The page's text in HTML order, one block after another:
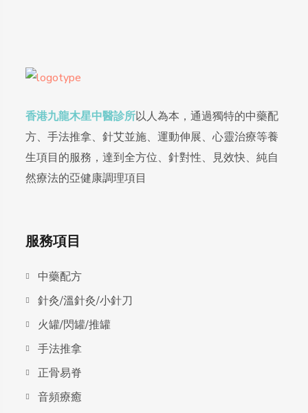
香港九龍木星中醫診所以人為本，通過獨特的中藥配
方、手法推拿、針艾並施、運動伸展、心靈治療等養
生項目的服務，達到全方位、針對性、見效快、純自
然療法的亞健康調理項目
服務項目
中藥配方
針灸/溫針灸/小針刀
火罐/閃罐/推罐
手法推拿
正骨易脊
⾳頻療癒